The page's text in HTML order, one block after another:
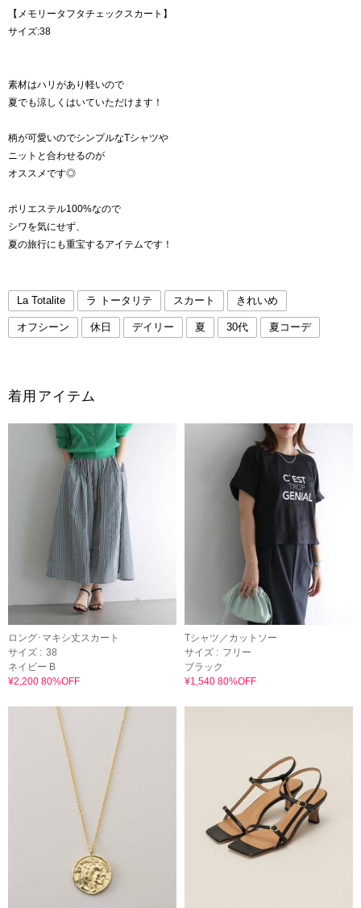
【メモリータフタチェックスカート】
サイズ:38
素材はハリがあり軽いので
夏でも涼しくはいていただけます！
柄が可愛いのでシンプルなTシャツや
ニットと合わせるのが
オススメです◎
ポリエステル100%なので
シワを気にせず、
夏の旅行にも重宝するアイテムです！
La Totalite ラ トータリテ スカート きれいめ
オフシーン 休日 デイリー 夏 30代 夏コーデ
着用アイテム
ロング･マキシ丈スカート
サイズ : 38
ネイビー B
¥2,200 80%OFF
Tシャツ／カットソー
サイズ : フリー
ブラック
¥1,540 80%OFF